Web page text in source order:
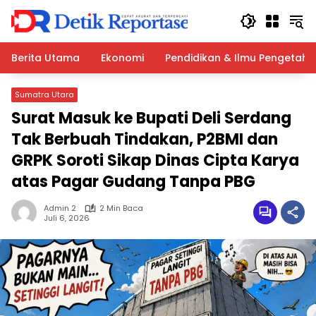
Langsung
konten
Berita Utama
Ekonomi Pendidikan & Ilmu
Sumatra Utara
Surat Masuk ke Bupati Deli Serdang
Tak Berbuah Tindakan, P2BMI dan
GRPK Soroti Sikap Dinas Cipta Karya
atas Pagar Gudang Tanpa PBG
Admin 2
2 Min Baca
Juli 6, 2026